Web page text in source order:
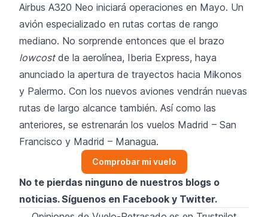
Airbus A320 Neo iniciará operaciones en Mayo. Un
avión especializado en rutas cortas de rango
mediano. No sorprende entonces que el brazo
lowcostde la aerolínea, Iberia Express, haya
anunciado la apertura de trayectos hacia Mikonos
y Palermo. Con los nuevos aviones vendrán nuevas
rutas de largo alcance también. Así como las
anteriores, se estrenarán los vuelos Madrid – San
Francisco y Madrid – Managua.
Comprobar mi vuelo
No te pierdas ninguno de nuestros blogs o
noticias. Síguenos en Facebook y Twitter.